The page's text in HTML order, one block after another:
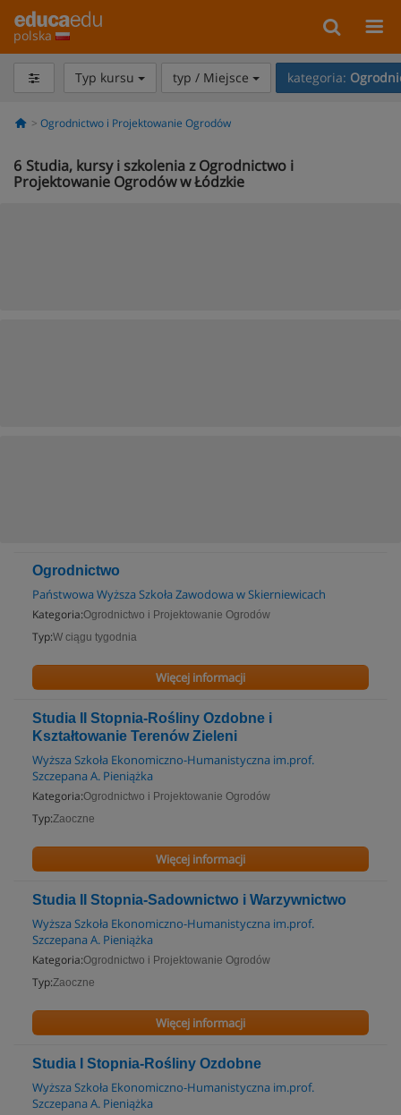
polska
Typ kursu typ / Miejsce kategoria:
Ogrodnictwo i Projektowanie Ogrodów
6 Studia, kursy i szkolenia z Ogrodnictwo i
Projektowanie Ogrodów w Łódzkie
Ogrodnictwo
Państwowa Wyższa Szkoła Zawodowa w Skierniewicach
Kategoria:Ogrodnictwo i Projektowanie Ogrodów
Typ:W ciągu tygodnia
Więcej informacji
Studia II Stopnia-Rośliny Ozdobne i
Kształtowanie Terenów Zieleni
Wyższa Szkoła Ekonomiczno-Humanistyczna im.prof.
Szczepana A. Pieniążka
Kategoria:Ogrodnictwo i Projektowanie Ogrodów
Typ:Zaoczne
Więcej informacji
Studia II Stopnia-Sadownictwo i Warzywnictwo
Wyższa Szkoła Ekonomiczno-Humanistyczna im.prof.
Szczepana A. Pieniążka
Kategoria:Ogrodnictwo i Projektowanie Ogrodów
Typ:Zaoczne
Więcej informacji
Studia I Stopnia-Rośliny Ozdobne
Wyższa Szkoła Ekonomiczno-Humanistyczna im.prof.
Szczepana A. Pieniążka